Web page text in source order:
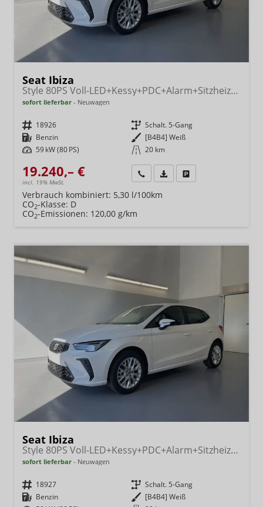
Seat Ibiza
Style 80PS Voll-LED+Kessy+PDC+Alarm+Sitzheizung+Kamera+App-Connect
sofort lieferbar Neuwagen
Fahrzeugnr. 18926 Getriebe Schalt. 5-Gang
Kraftstoff Benzin Außenfarbe [B4B4] Weiß
Leistung 59 kW (80 PS) Kilometerstand 20 km
19.240,– €
incl. 19% MwSt.
Wir rufen Sie anFahrzeugexposé (PDF)
Verbrauch kombiniert: 5,30 l/100km
CO2-Klasse: D
CO2-Emissionen: 120,00 g/km
Seat Ibiza
Style 80PS Voll-LED+Kessy+PDC+Alarm+Sitzheizung+Kamera+App-Connect
sofort lieferbar Neuwagen
Fahrzeugnr. 18927 Getriebe Schalt. 5-Gang
Kraftstoff Benzin Außenfarbe [B4B4] Weiß